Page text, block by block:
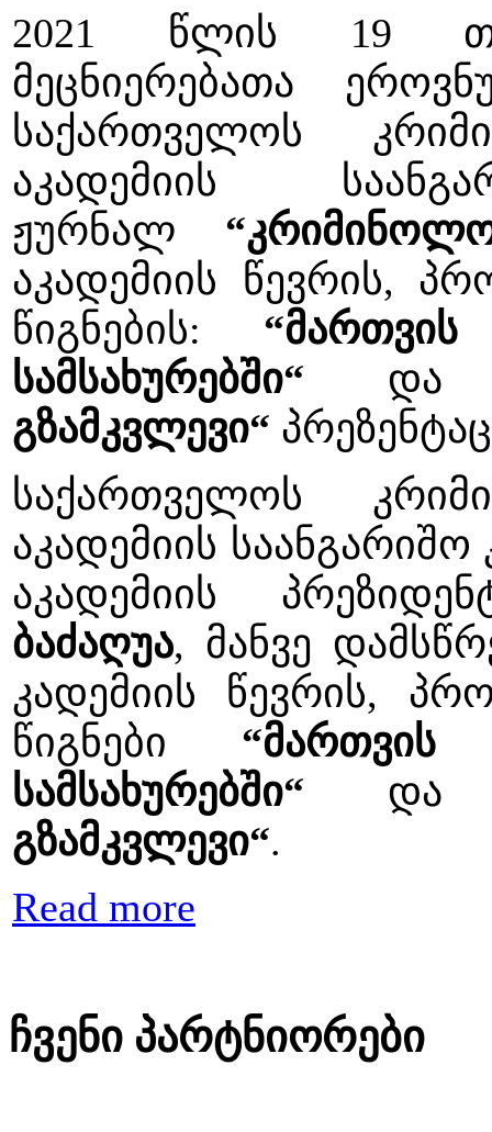
2021 წლის 19
მეცნიერებათა
საქართველოს
აკადემიის
ჟურნალ
აკადემიის წევრის,
წიგნების:
სამსახურებში“
გზამკვლევი“
საქართველოს
აკადემიის
აკადემიის
ბაძაღუა, მანვე
კადემიის წევრის,
წიგნები “მართვის
სამსახურებში“
გზამკვლევი“.
Read more
ჩვენი პარტნიორები